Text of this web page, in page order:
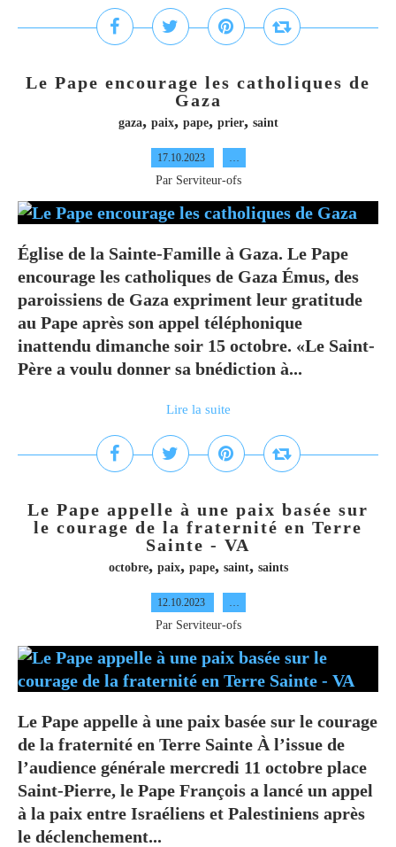
Le Pape encourage les catholiques de
Gaza
gaza, paix, pape, prier, saint
17.10.2023 …
Par Serviteur-ofs
Église de la Sainte-Famille à Gaza. Le Pape
encourage les catholiques de Gaza Émus, des
paroissiens de Gaza expriment leur gratitude
au Pape après son appel téléphonique
inattendu dimanche soir 15 octobre. «Le Saint-
Père a voulu donner sa bnédiction à...
Lire la suite
Le Pape appelle à une paix basée sur
le courage de la fraternité en Terre
Sainte - VA
octobre, paix, pape, saint, saints
12.10.2023 …
Par Serviteur-ofs
Le Pape appelle à une paix basée sur le courage
de la fraternité en Terre Sainte À l’issue de
l’audience générale mercredi 11 octobre place
Saint-Pierre, le Pape François a lancé un appel
à la paix entre Israéliens et Palestiniens après
le déclenchement...